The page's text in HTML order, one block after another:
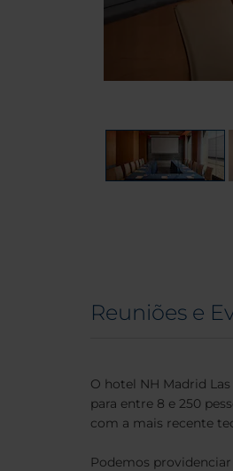
Reuniões e
O hotel NH Madrid
para entre 8 e 250
com a mais recente
Podemos